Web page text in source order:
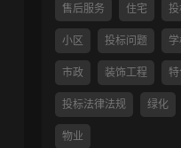
售后服务 住宅
小区 投标问题
市政 装饰工程
投标法律法规 绿化
物业